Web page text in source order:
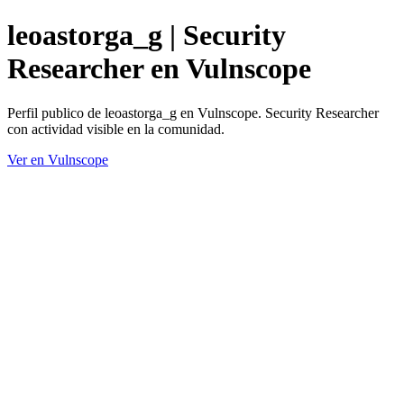
leoastorga_g | Security
Researcher en Vulnscope
Perfil publico de leoastorga_g en Vulnscope. Security Researcher
con actividad visible en la comunidad.
Ver en Vulnscope